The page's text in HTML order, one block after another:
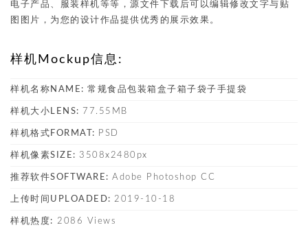
电子产品、服装样机等等，源文件下载后可以编辑修改文字与贴
图图片，为您的设计作品提供优秀的展示效果。
样机Mockup信息:
样机名称NAME: 常规食品包装箱盒子箱子袋子手提袋
样机大小LENS: 77.55MB
样机格式FORMAT: PSD
样机像素SIZE: 3508x2480px
推荐软件SOFTWARE: Adobe Photoshop CC
上传时间UPLOADED: 2019-10-18
样机热度: 2086 Views